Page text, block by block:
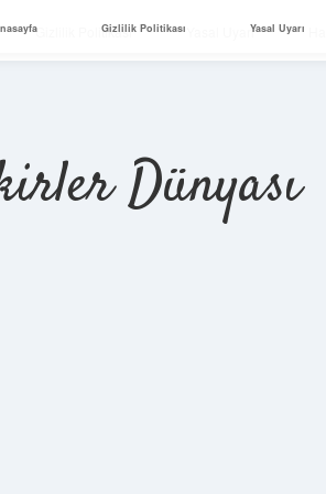
Gizlilik Politikası Yasal Uyarı
Dünyası
Gizlilik Politikası Yasal Uyarı